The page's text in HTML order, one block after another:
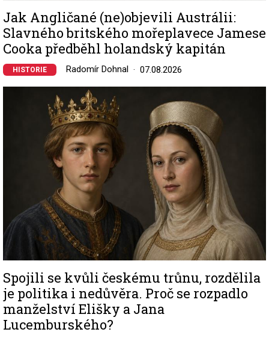
Jak Angličané (ne)objevili Austrálii:
Slavného britského mořeplavece Jamese
Cooka předběhl holandský kapitán
HISTORIE Radomír Dohnal 07.08.2026
Spojili se kvůli českému trůnu, rozdělila
je politika i nedůvěra. Proč se rozpadlo
manželství Elišky a Jana
Lucemburského?